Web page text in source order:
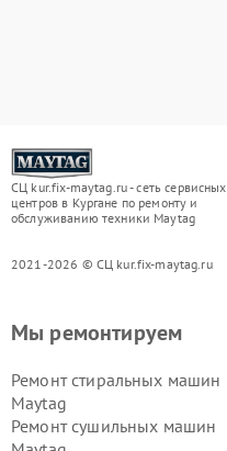
СЦ kur.fix-maytag.ru - сеть сервисных
центров в Кургане по ремонту и
обслуживанию техники Maytag
2021-2026 © СЦ kur.fix-maytag.ru
Мы ремонтируем
Ремонт стиральных машин
Maytag
Ремонт сушильных машин